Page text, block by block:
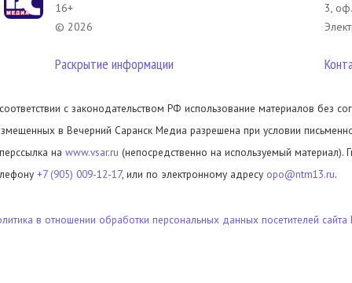
16+
© 2026
Раскрытие информации
3,
с законодательством РФ использование материалов без
в Вечерний Саранск Медиа разрешена при условии
на www.vsar.ru (непосредственно на используемый материал).
+7 (905) 009-12-17, или по электронному адресу opo@ntm13.ru.
в отношении обработки персональных данных посетителей